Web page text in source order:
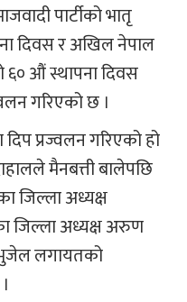
पार्टीको भातृ
दिवस र अखिल नेपाल
६० औं स्थापना दिवस
गरिएको छ ।
प्रज्वलन गरिएको हो
मैनबत्ती बालेपछि
जिल्ला अध्यक्ष
जिल्ला अध्यक्ष अरुण
भुजेल लगायतको